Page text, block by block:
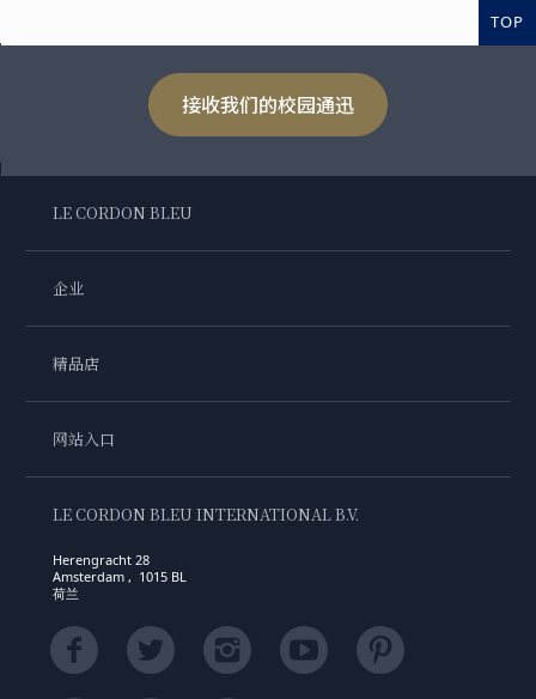
TOP
接收我们的校园通迅
LE CORDON BLEU
企业
精品店
网站入口
LE CORDON BLEU INTERNATIONAL B.V.
Herengracht 28
Amsterdam , 1015 BL
荷兰